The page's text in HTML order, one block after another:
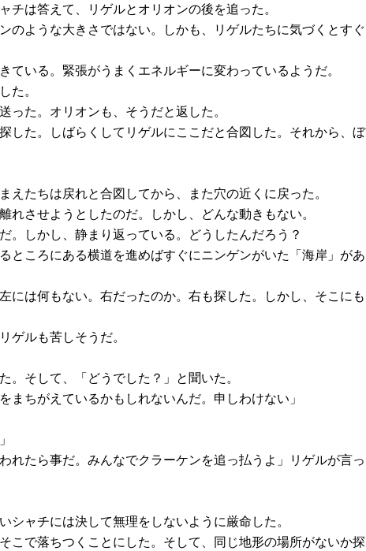
チは答えて、リゲルとオリオンの後を追った。
のような大きさではない。しかも、リゲルたちに気づくとすぐ
いる。緊張がうまくエネルギーに変わっているようだ。
た。
った。オリオンも、そうだと返した。
した。しばらくしてリゲルにここだと合図した。それから、ぼ
たちは戻れと合図してから、また穴の近くに戻った。
させようとしたのだ。しかし、どんな動きもない。
。しかし、静まり返っている。どうしたんだろう？
ところにある横道を進めばすぐにニンゲンがいた「海岸」があ
には何もない。右だったのか。右も探した。しかし、そこにも
ゲルも苦しそうだ。
そして、「どうでした？」と聞いた。
ちがえているかもしれないんだ。申しわけない」
れたら事だ。みんなでクラーケンを追っ払うよ」リゲルが言っ
ャチには決して無理をしないように厳命した。
こで落ちつくことにした。そして、同じ地形の場所がないか探